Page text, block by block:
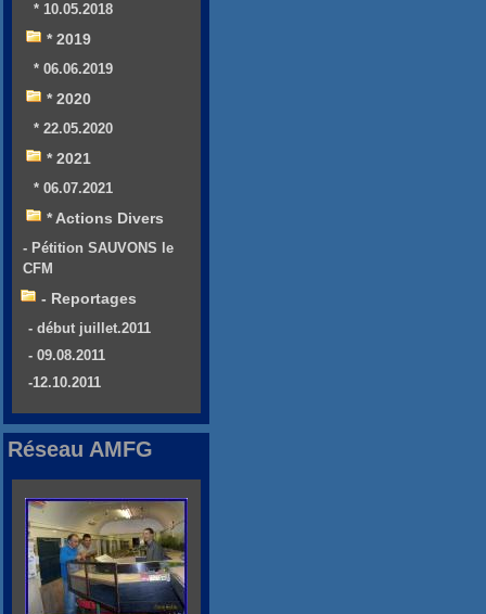
* 10.05.2018
* 2019
* 06.06.2019
* 2020
* 22.05.2020
* 2021
* 06.07.2021
* Actions Divers
- Pétition SAUVONS le
CFM
- Reportages
- début juillet.2011
- 09.08.2011
-12.10.2011
Réseau AMFG